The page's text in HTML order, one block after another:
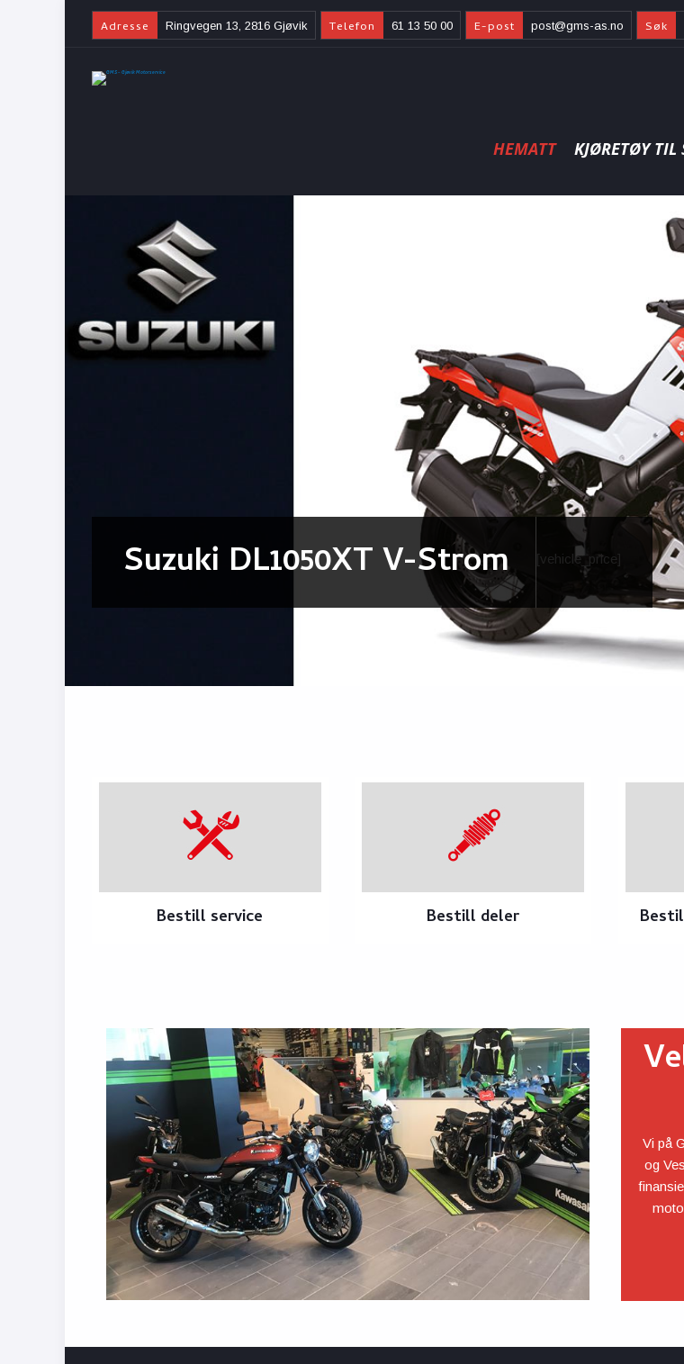
Adresse Ringvegen 13, 2816 Gjøvik Telefon 61 13 50 00 E-post post@gms-as.no Søk
HEMATT KJØRETØY TIL
Suzuki DL1050XT V-Strom [vehicle_price]
Bestill service Bestill deler
Vi på
og